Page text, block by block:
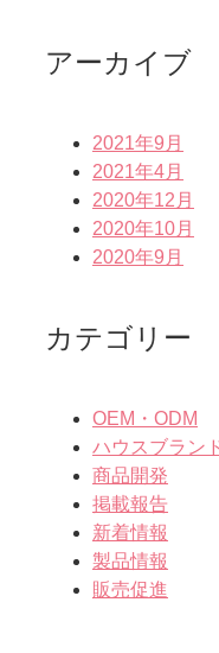
アーカイブ
2021年9月
2021年4月
2020年12月
2020年10月
2020年9月
カテゴリー
OEM・ODM
ハウスブラン
商品開発
掲載報告
新着情報
製品情報
販売促進